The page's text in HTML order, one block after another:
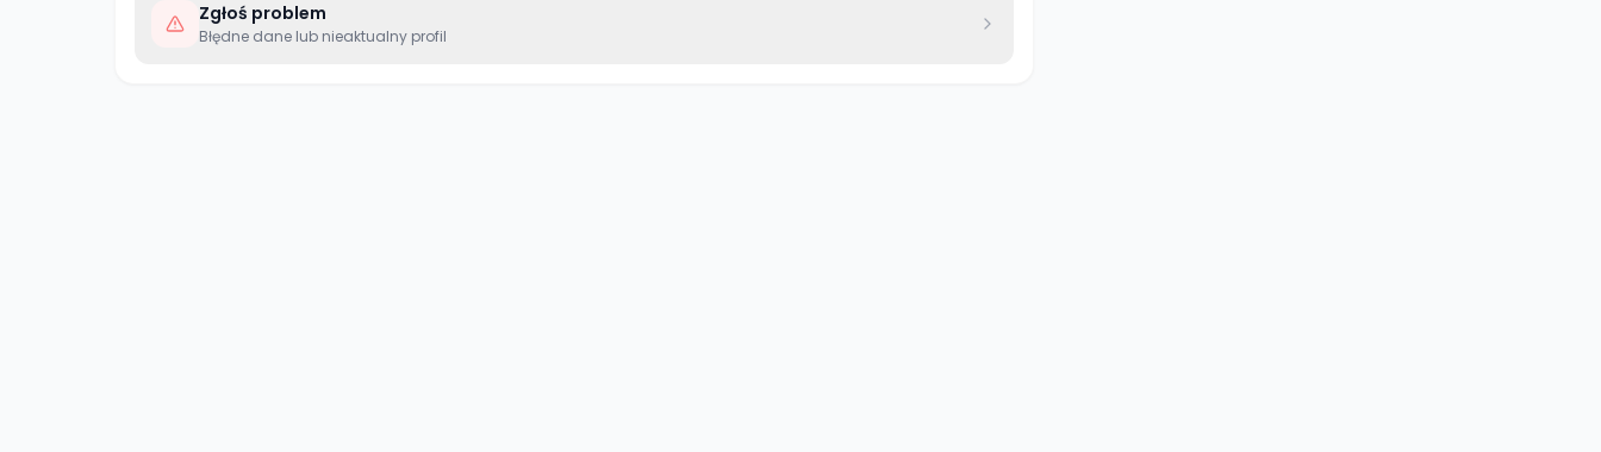
Zgłoś problem
Błędne dane lub nieaktualny profil